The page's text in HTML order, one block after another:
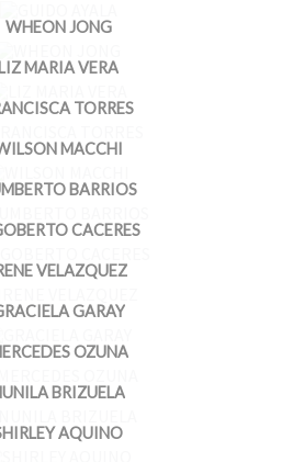
WHEON JONG
LIZ MARIA VERA
TORRES
MACCHI
BARRIOS
CACERES
VELAZQUEZ
GARAY
OZUNA
BRIZUELA
AQUINO